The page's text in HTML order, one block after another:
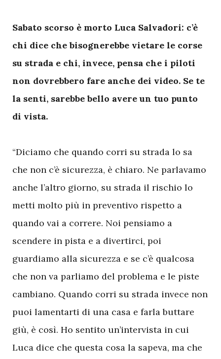
Sabato scorso è morto Luca Salvadori: c’è
chi dice che bisognerebbe vietare le corse
su strada e chi, invece, pensa che i piloti
non dovrebbero fare anche dei video. Se te
la senti, sarebbe bello avere un tuo punto
di vista.
“Diciamo che quando corri su strada lo sa
che non c’è sicurezza, è chiaro. Ne parlavamo
anche l’altro giorno, su strada il rischio lo
metti molto più in preventivo rispetto a
quando vai a correre. Noi pensiamo a
scendere in pista e a divertirci, poi
guardiamo alla sicurezza e se c’è qualcosa
che non va parliamo del problema e le piste
cambiano. Quando corri su strada invece non
puoi lamentarti di una casa e farla buttare
giù, è così. Ho sentito un’intervista in cui
Luca dice che questa cosa la sapeva, ma che